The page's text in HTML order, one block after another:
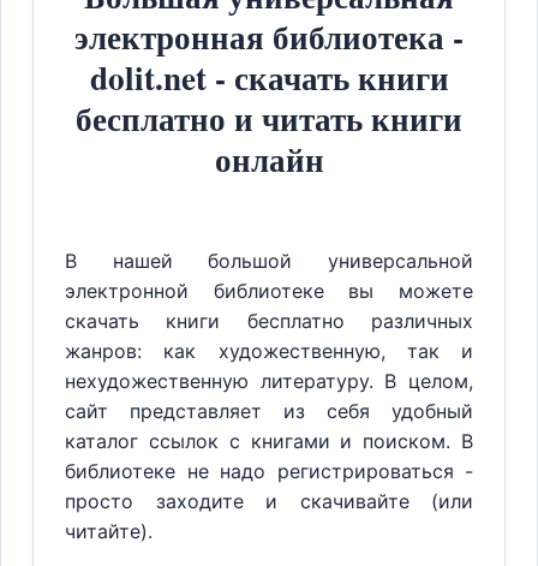
электронная библиотека -
dolit.net - скачать книги
бесплатно и читать книги
онлайн
В нашей большой универсальной
электронной библиотеке вы можете
скачать книги бесплатно различных
жанров: как художественную, так и
нехудожественную литературу. В целом,
сайт представляет из себя удобный
каталог ссылок с книгами и поиском. В
библиотеке не надо регистрироваться -
просто заходите и скачивайте (или
читайте).